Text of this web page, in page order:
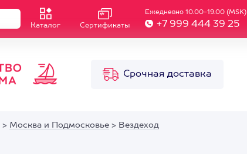
Каталог Сертификаты
Ежедневно 10.00-19.00 (MSK)
+7 999 444 39 25
Срочная доставка
> Москва и Подмосковье > Вездеход